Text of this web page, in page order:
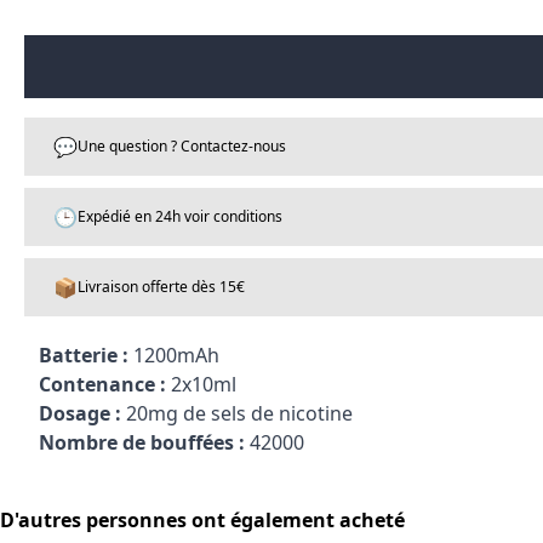
💬Une question ? Contactez-nous
🕒Expédié en 24h voir conditions
📦Livraison offerte dès 15€
Batterie : 1200mAh
Contenance : 2x10ml
Dosage : 20mg de sels de nicotine
Nombre de bouffées : 42000
D'autres personnes ont également acheté